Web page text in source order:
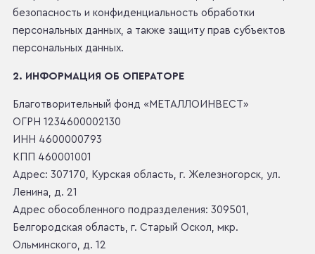
безопасность и конфиденциальность обработки
персональных данных, а также защиту прав субъектов
персональных данных.
2. ИНФОРМАЦИЯ ОБ ОПЕРАТОРЕ
Благотворительный фонд «МЕТАЛЛОИНВЕСТ»
ОГРН 1234600002130
ИНН 4600000793
КПП 460001001
Адрес: 307170, Курская область, г. Железногорск, ул.
Ленина, д. 21
Адрес обособленного подразделения: 309501,
Белгородская область, г. Старый Оскол, мкр.
Ольминского, д. 12